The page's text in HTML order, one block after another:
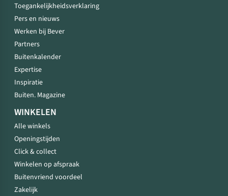
Toegankelijkheidsverklaring
Pers en nieuws
Werken bij Bever
Partners
Buitenkalender
Expertise
Inspiratie
Buiten. Magazine
WINKELEN
Alle winkels
Openingstijden
Click & collect
Winkelen op afspraak
Buitenvriend voordeel
Zakelijk